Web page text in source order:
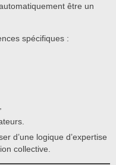
être un
spécifiques :
d’une logique d’expertise
collective.